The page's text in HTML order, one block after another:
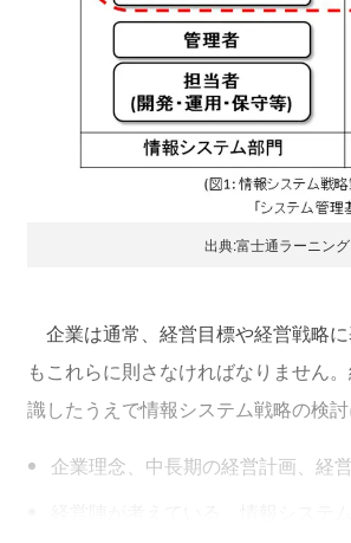
出典:富士通ラーニン
企業は通常、経営目標や経営戦略
もこれらに則さなければなりません
識したうえで情報システム戦略の検討
企業理念、中長期の経営計画、経